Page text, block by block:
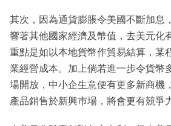
其次，因為通貨膨脹令美國不斷加息
響著其他國家經濟及幣值，去美元化
重點是如以本地貨幣作貿易結算，某
業經營成本。加上倘若進一步令貨幣
場開放，中小企生意便有更多新商機
產品銷售於新興巿場，將會更有競爭